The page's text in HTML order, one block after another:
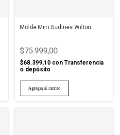
Molde Mini Budines Wilton
$75.999,00
$68.399,10 con Transferencia
o depósito